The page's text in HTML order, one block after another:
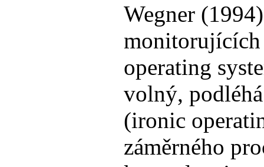
Wegner
monitorujících
operating
volný,
(ironic
záměrného